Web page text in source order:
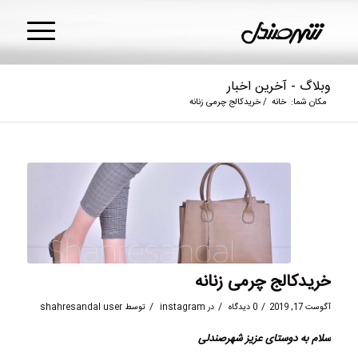
وبلاگ - آخرین اخبار
مکان شما: خانه /خریدکالج چرمی زنانه
خریدکالج چرمی زنانه
آگوست 17, 2019 / 0 دیدگاه / در instagram
/ توسط shahresandal user
سلام به دوستای عزیز شهرصندلی